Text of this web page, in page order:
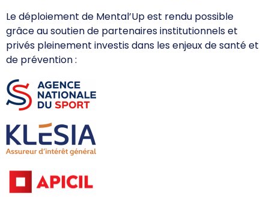
Institutions
Haut Niveau
Vie Associative
Divers
Educ'sport
CONTACT
Le déploiement de Mental’Up est rendu possible
grâce au soutien de partenaires institutionnels et
privés pleinement investis dans les enjeux de santé et
de prévention :